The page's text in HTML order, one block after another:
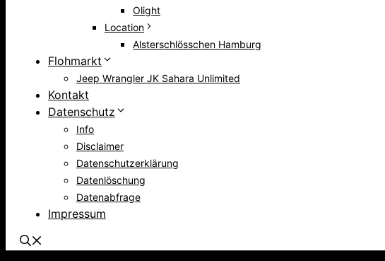
Olight
Location
Alsterschlösschen Hamburg
Flohmarkt
Jeep Wrangler JK Sahara Unlimited
Kontakt
Datenschutz
Info
Disclaimer
Datenschutzerklärung
Datenlöschung
Datenabfrage
Impressum